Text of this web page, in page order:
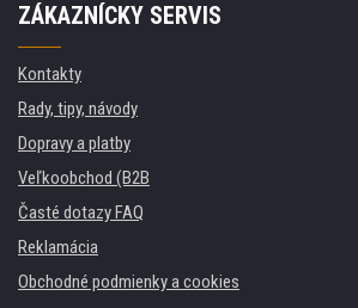
ZÁKAZNÍCKY SERVIS
Kontakty
Rady, tipy, návody
Dopravy a platby
Veľkoobchod (B2B
Časté dotazy FAQ
Reklamácia
Obchodné podmienky a cookies